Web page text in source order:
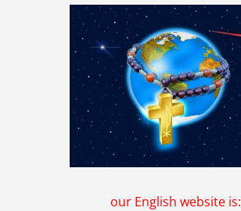
our English website is: